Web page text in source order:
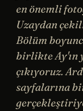
en önemli
Uzaydan
Bölüm
birlikte Ay'ın
çıkıyoruz.
sayfalarına